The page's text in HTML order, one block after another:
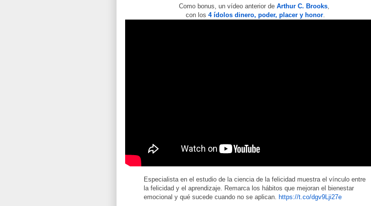
Como bonus, un vídeo anterior de Arthur C. Brooks,
con los 4 ídolos dinero, poder, placer y honor.
Especialista en el estudio de la ciencia de la felicidad muestra el vínculo entre
la felicidad y el aprendizaje. Remarca los hábitos que mejoran el bienestar
emocional y qué sucede cuando no se aplican. https://t.co/dgv9Lji27e